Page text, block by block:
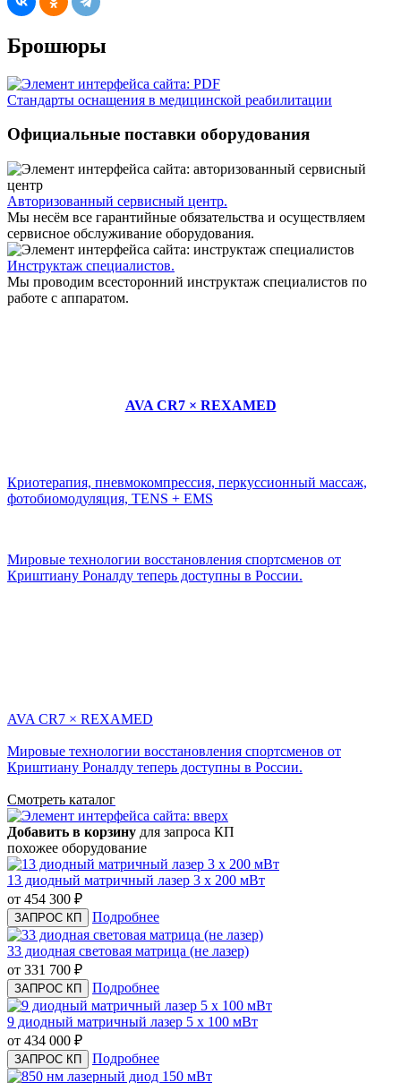
Брошюры
Стандарты оснащения в медицинской реабилитации
Официальные поставки оборудования
Авторизованный сервисный центр.
Мы несём все гарантийные обязательства и осуществляем
сервисное обслуживание оборудования.
Инструктаж специалистов.
Мы проводим всесторонний инструктаж специалистов по
работе с аппаратом.
AVA CR7 × REXAMED
Криотерапия, пневмокомпрессия, перкуссионный массаж,
фотобиомодуляция, TENS + EMS
Мировые технологии восстановления спортсменов от
Криштиану Роналду теперь доступны в России.
AVA CR7 × REXAMED
Мировые технологии восстановления спортсменов от
Криштиану Роналду теперь доступны в России.
Смотреть каталог
Добавить в корзину для запроса КП
похожее оборудование
13 диодный матричный лазер 3 x 200 мВт
от 454 300 ₽
ЗАПРОС КП Подробнее
33 диодная световая матрица (не лазер)
от 331 700 ₽
ЗАПРОС КП Подробнее
9 диодный матричный лазер 5 x 100 мВт
от 434 000 ₽
ЗАПРОС КП Подробнее